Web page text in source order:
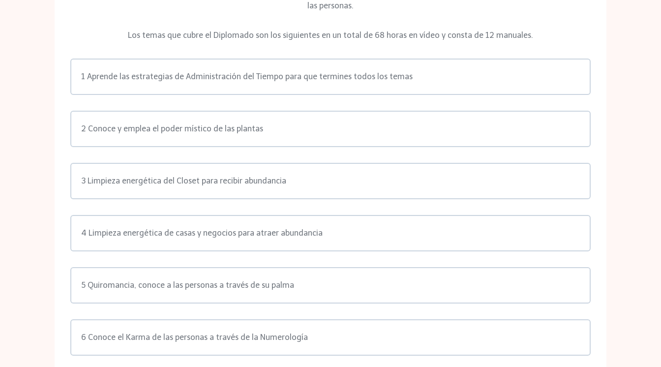
las personas.
Los temas que cubre el Diplomado son los siguientes en un total de 68 horas en vídeo y consta de 12 manuales.
1 Aprende las estrategias de Administración del Tiempo para que termines todos los temas
2 Conoce y emplea el poder místico de las plantas
3 Limpieza energética del Closet para recibir abundancia
4 Limpieza energética de casas y negocios para atraer abundancia
5 Quiromancia, conoce a las personas a través de su palma
6 Conoce el Karma de las personas a través de la Numerología